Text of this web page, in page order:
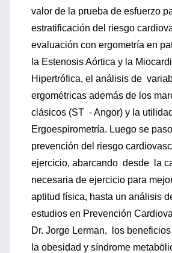
valor de la prueba de esfuerzo
estratificación del riesgo
evaluación con ergometría en
la Estenosis Aórtica y la
Hipertrófica, el análisis de
ergométricas además de los
clásicos (ST - Angor) y la
Ergoespirometría. Luego se
prevención del riesgo
ejercicio, abarcando desde la
necesaria de ejercicio para
aptitud física, hasta un análisis
estudios en Prevención
Dr. Jorge Lerman, los
la obesidad y síndrome